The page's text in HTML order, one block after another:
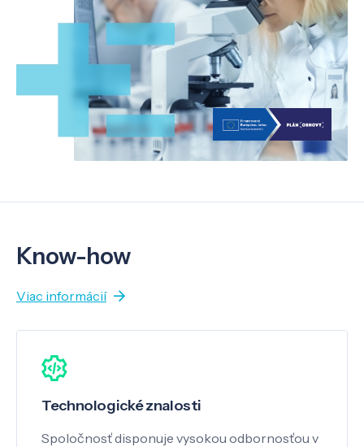
Know-how
Viac informácií
Technologické znalosti
Spoločnosť disponuje vysokou odbornosťou v